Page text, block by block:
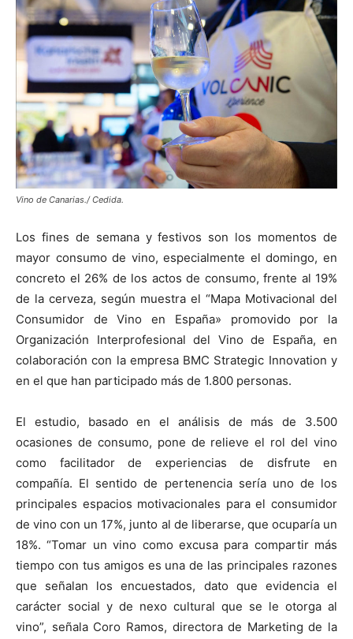
Vino de Canarias./ Cedida.
Los fines de semana y festivos son los momentos de
mayor consumo de vino, especialmente el domingo, en
concreto el 26% de los actos de consumo, frente al 19%
de la cerveza, según muestra el “Mapa Motivacional del
Consumidor de Vino en España» promovido por la
Organización Interprofesional del Vino de España, en
colaboración con la empresa BMC Strategic Innovation y
en el que han participado más de 1.800 personas.
El estudio, basado en el análisis de más de 3.500
ocasiones de consumo, pone de relieve el rol del vino
como facilitador de experiencias de disfrute en
compañía. El sentido de pertenencia sería uno de los
principales espacios motivacionales para el consumidor
de vino con un 17%, junto al de liberarse, que ocuparía un
18%. “Tomar un vino como excusa para compartir más
tiempo con tus amigos es una de las principales razones
que señalan los encuestados, dato que evidencia el
carácter social y de nexo cultural que se le otorga al
vino”, señala Coro Ramos, directora de Marketing de la